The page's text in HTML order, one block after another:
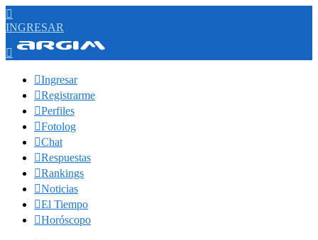

INGRESAR

Ingresar
Registrarme
Perfiles
Fotolog
Chat
Respuestas
Rankings
Noticias
El Tiempo
Horóscopo